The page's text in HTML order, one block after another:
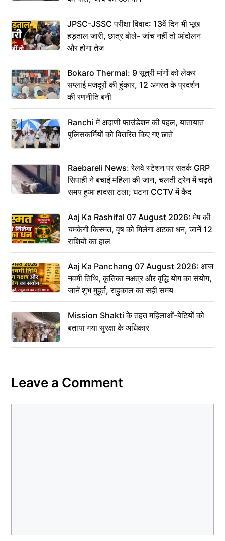
JPSC-JSSC परीक्षा विवाद: 13वें दिन भी भूख
हड़ताल जारी, छात्र बोले- जांच नहीं तो आंदोलन
और होगा तेज
Bokaro Thermal: 9 सूत्री मांगों को लेकर
सप्लाई मजदूरों की हुंकार, 12 अगस्त के प्रदर्शन
की रणनीति बनी
Ranchi में अदाणी फाउंडेशन की पहल, यातायात
पुलिसकर्मियों को वितरित किए गए छाते
Raebareli News: रेलवे स्टेशन पर सतर्क GRP
सिपाही ने बचाई महिला की जान, चलती ट्रेन में चढ़ते
समय हुआ हादसा टला; घटना CCTV में कैद
Aaj Ka Rashifal 07 August 2026: मेष की
चमकेगी किस्मत, वृष को मिलेगा अटका धन, जानें 12
राशियों का हाल
Aaj Ka Panchang 07 August 2026: आज
नवमी तिथि, कृतिका नक्षत्र और वृद्धि योग का संयोग,
जानें शुभ मुहूर्त, राहुकाल का सही समय
Mission Shakti के तहत महिलाओं-बेटियों को
बताया गया सुरक्षा के अधिकार
Leave a Comment